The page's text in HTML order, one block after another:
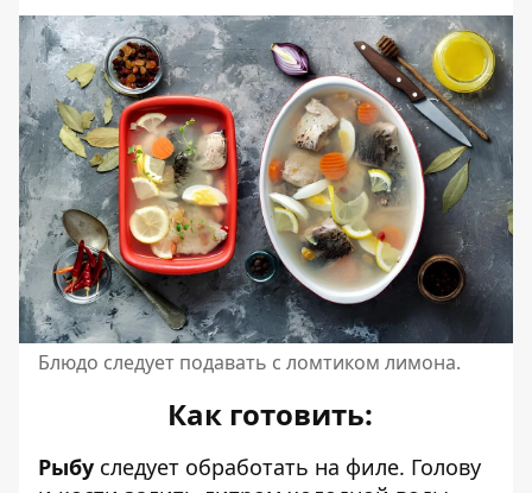
Блюдо следует подавать с ломтиком лимона.
Как готовить:
Рыбу следует обработать на филе. Голову